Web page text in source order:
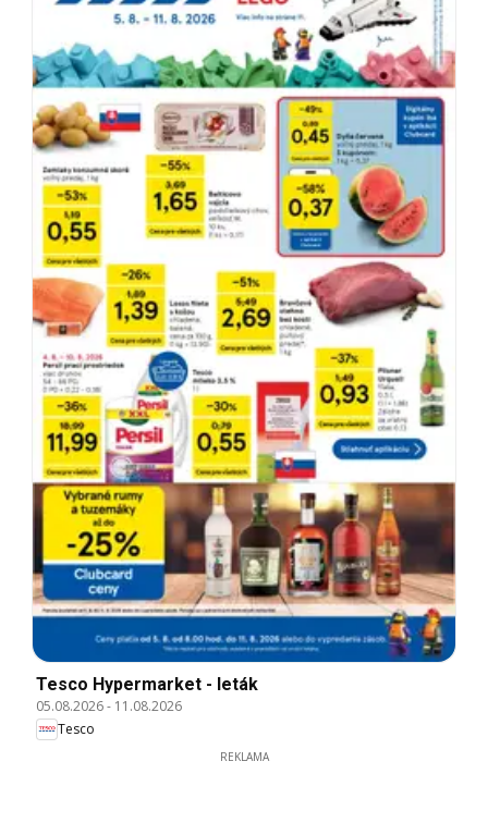
Tesco Hypermarket - leták
05.08.2026- 11.08.2026
Tesco
REKLAMA